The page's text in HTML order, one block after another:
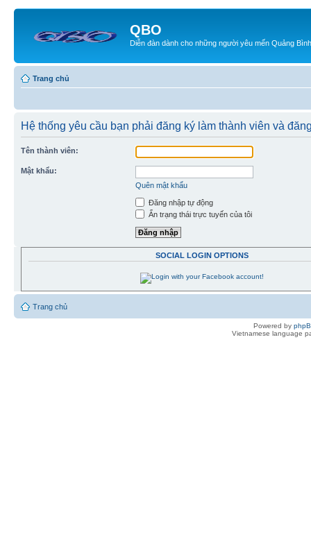
QBO
Diễn đàn dành cho những người yêu mến Quảng Bình
Trang chủ
Hệ thống yêu cầu bạn phải đăng ký làm thành viên và
Tên thành viên:
Mật khẩu:
Quên mật khẩu
Đăng nhập tự động
Ẩn trạng thái trực tuyến của tôi
SOCIAL LOGIN OPTIONS
Trang chủ
Powered by
Vietnamese language